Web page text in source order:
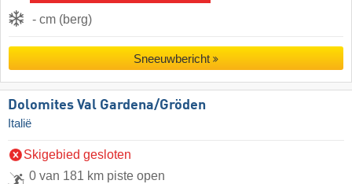
- cm (berg)
Sneeuwbericht
Dolomites Val Gardena/​Gröden
Italië
Skigebied gesloten
0 van 181 km piste open